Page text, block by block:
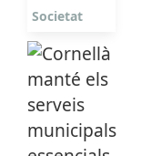
Societat